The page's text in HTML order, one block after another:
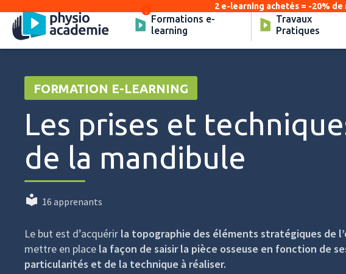
Formations e-
learning
Travaux
Pratiques
2 e-learning achetés = -20%
FORMATION E-LEARNING
Les prises et
de la mandibule
16 apprenants
Le but est d’acquérir la topographie des éléments stratégiques de
mettre en place la façon de saisir la pièce osseuse en fonction de
particularités et de la technique à réaliser.